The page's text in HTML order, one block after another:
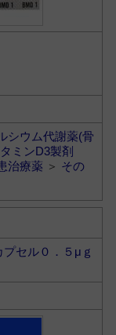
シウム代謝薬(骨
ミンD3製剤
治療薬 ＞ その
セル０．５μｇ